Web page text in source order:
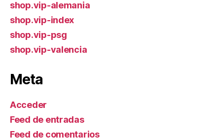
shop.vip-alemania
shop.vip-index
shop.vip-psg
shop.vip-valencia
Meta
Acceder
Feed de entradas
Feed de comentarios